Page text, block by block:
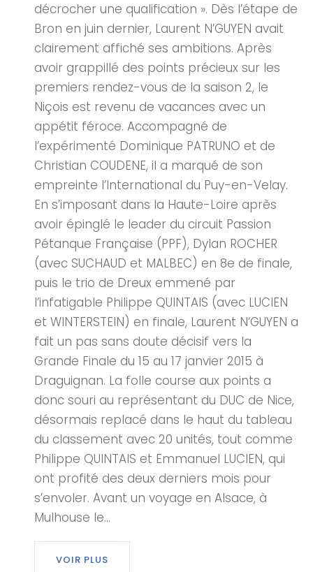
décrocher une qualification ». Dès l’étape de
Bron en juin dernier, Laurent N’GUYEN avait
clairement affiché ses ambitions. Après
avoir grappillé des points précieux sur les
premiers rendez-vous de la saison 2, le
Niçois est revenu de vacances avec un
appétit féroce. Accompagné de
l’expérimenté Dominique PATRUNO et de
Christian COUDENE, il a marqué de son
empreinte l’International du Puy-en-Velay.
En s’imposant dans la Haute-Loire après
avoir épinglé le leader du circuit Passion
Pétanque Française (PPF), Dylan ROCHER
(avec SUCHAUD et MALBEC) en 8e de finale,
puis le trio de Dreux emmené par
l’infatigable Philippe QUINTAIS (avec LUCIEN
et WINTERSTEIN) en finale, Laurent N’GUYEN a
fait un pas sans doute décisif vers la
Grande Finale du 15 au 17 janvier 2015 à
Draguignan. La folle course aux points a
donc souri au représentant du DUC de Nice,
désormais replacé dans le haut du tableau
du classement avec 20 unités, tout comme
Philippe QUINTAIS et Emmanuel LUCIEN, qui
ont profité des deux derniers mois pour
s’envoler. Avant un voyage en Alsace, à
Mulhouse le...
VOIR PLUS